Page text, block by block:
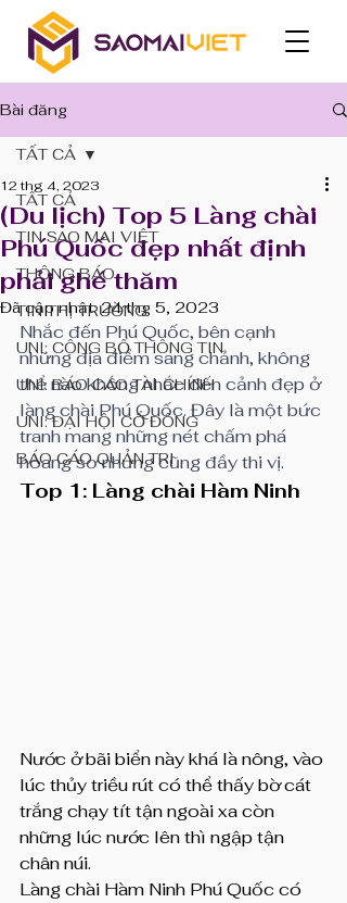
Bài đăng
TẤT CẢ
TIN SAO MAI VIỆT
THÔNG BÁO
TIN THỊ TRƯỜNG
UNI: CÔNG BỐ THÔNG TIN
UNI: BÁO CÁO TÀI CHÍNH
UNI: ĐẠI HỘI CỔ ĐÔNG
BÁO CÁO QUẢN TRỊ
TẤT CẢ
(Du lịch) Top 5 Làng chài
Phú Quốc đẹp nhất định
phải ghé thăm
12 thg 4, 2023
Đã cập nhật:24 thg 5, 2023
Nhắc đến Phú Quốc, bên cạnh
những địa điểm sang chảnh, không
thể nào không nhắc đến cảnh đẹp ở
làng chài Phú Quốc. Đây là một bức
tranh mang những nét chấm phá
hoang sơ nhưng cũng đầy thi vị.
Top 1: Làng chài Hàm Ninh
Nước ở bãi biển này khá là nông, vào
lúc thủy triều rút có thể thấy bờ cát
trắng chạy tít tận ngoài xa còn
những lúc nước lên thì ngập tận
chân núi.
Làng chài Hàm Ninh Phú Quốc có